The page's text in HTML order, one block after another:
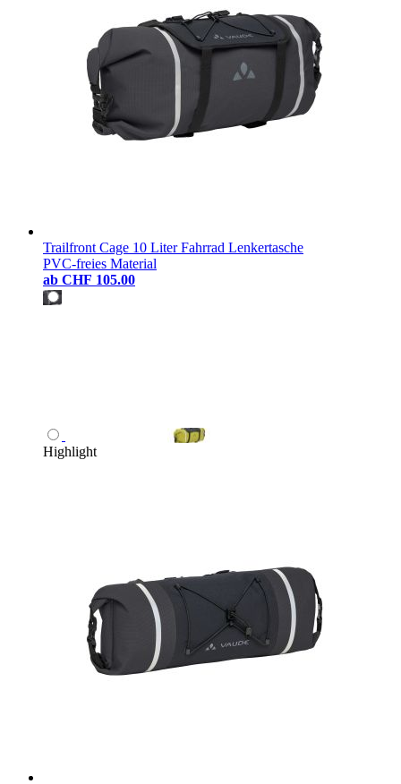
Trailfront Cage 10 Liter Fahrrad Lenkertasche
PVC-freies Material
ab CHF 105.00
Highlight